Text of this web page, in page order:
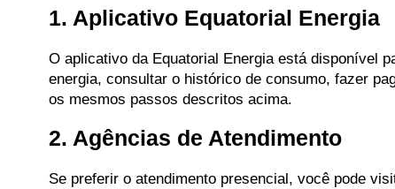
1. Aplicativo Equatorial Energia
O aplicativo da Equatorial Energia está disponível
energia, consultar o histórico de consumo, fazer
os mesmos passos descritos acima.
2. Agências de Atendimento
Se preferir o atendimento presencial, você pode